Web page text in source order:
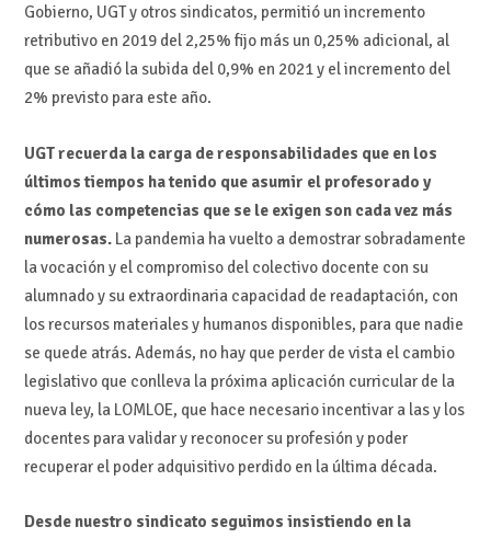
Gobierno, UGT y otros sindicatos, permitió un incremento
retributivo en 2019 del 2,25% fijo más un 0,25% adicional, al
que se añadió la subida del 0,9% en 2021 y el incremento del
2% previsto para este año.
UGT recuerda la carga de responsabilidades que en los
últimos tiempos ha tenido que asumir el profesorado y
cómo las competencias que se le exigen son cada vez más
numerosas.La pandemia ha vuelto a demostrar sobradamente
la vocación y el compromiso del colectivo docente con su
alumnado y su extraordinaria capacidad de readaptación, con
los recursos materiales y humanos disponibles, para que nadie
se quede atrás. Además, no hay que perder de vista el cambio
legislativo que conlleva la próxima aplicación curricular de la
nueva ley, la LOMLOE, que hace necesario incentivar a las y los
docentes para validar y reconocer su profesión y poder
recuperar el poder adquisitivo perdido en la última década.
Desde nuestro sindicato seguimos insistiendo en la